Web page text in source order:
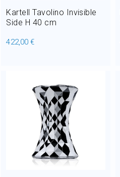
Kartell Tavolino Invisible
Side H 40 cm
422,00 €